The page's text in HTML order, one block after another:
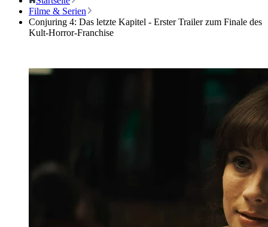
Filme & Serien
Conjuring 4: Das letzte Kapitel - Erster Trailer zum Finale des
Kult-Horror-Franchise